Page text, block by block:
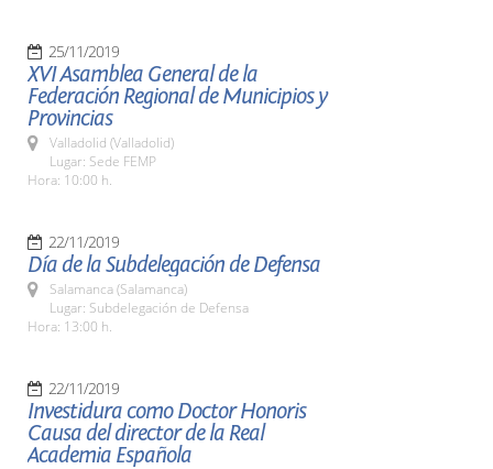
25/11/2019
XVI Asamblea General de la
Federación Regional de Municipios y
Provincias
Valladolid (Valladolid)
Lugar: Sede FEMP
Hora: 10:00 h.
22/11/2019
Día de la Subdelegación de Defensa
Salamanca (Salamanca)
Lugar: Subdelegación de Defensa
Hora: 13:00 h.
22/11/2019
Investidura como Doctor Honoris
Causa del director de la Real
Academia Española